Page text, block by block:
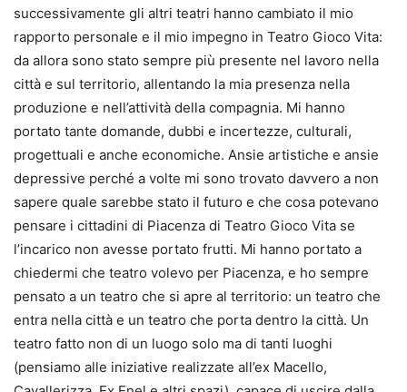
successivamente gli altri teatri hanno cambiato il mio
rapporto personale e il mio impegno in Teatro Gioco Vita:
da allora sono stato sempre più presente nel lavoro nella
città e sul territorio, allentando la mia presenza nella
produzione e nell’attività della compagnia. Mi hanno
portato tante domande, dubbi e incertezze, culturali,
progettuali e anche economiche. Ansie artistiche e ansie
depressive perché a volte mi sono trovato davvero a non
sapere quale sarebbe stato il futuro e che cosa potevano
pensare i cittadini di Piacenza di Teatro Gioco Vita se
l’incarico non avesse portato frutti. Mi hanno portato a
chiedermi che teatro volevo per Piacenza, e ho sempre
pensato a un teatro che si apre al territorio: un teatro che
entra nella città e un teatro che porta dentro la città. Un
teatro fatto non di un luogo solo ma di tanti luoghi
(pensiamo alle iniziative realizzate all’ex Macello,